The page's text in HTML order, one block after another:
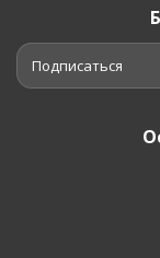
Подписаться